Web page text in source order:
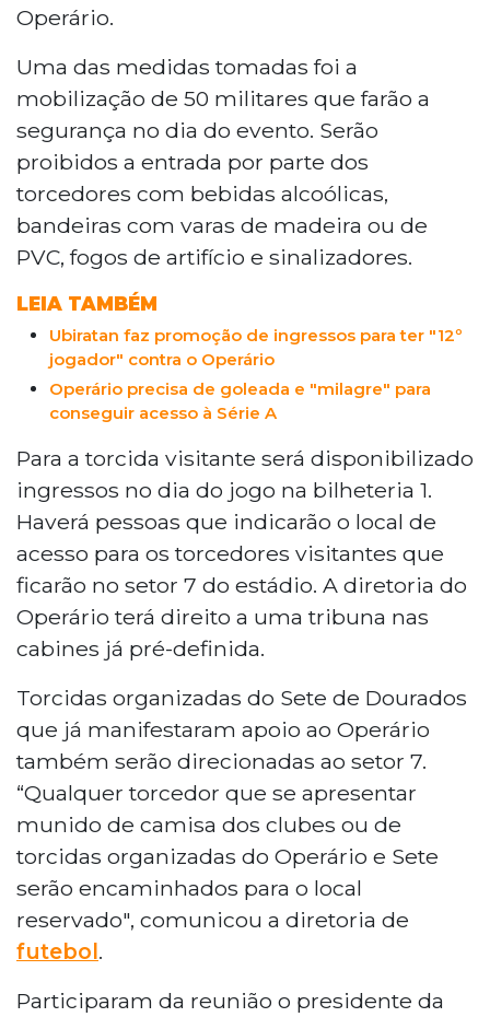
Operário.
Uma das medidas tomadas foi a
mobilização de 50 militares que farão a
segurança no dia do evento. Serão
proibidos a entrada por parte dos
torcedores com bebidas alcoólicas,
bandeiras com varas de madeira ou de
PVC, fogos de artifício e sinalizadores.
LEIA TAMBÉM
Ubiratan faz promoção de ingressos para ter "12º
jogador" contra o Operário
Operário precisa de goleada e "milagre" para
conseguir acesso à Série A
Para a torcida visitante será disponibilizado
ingressos no dia do jogo na bilheteria 1.
Haverá pessoas que indicarão o local de
acesso para os torcedores visitantes que
ficarão no setor 7 do estádio. A diretoria do
Operário terá direito a uma tribuna nas
cabines já pré-definida.
Torcidas organizadas do Sete de Dourados
que já manifestaram apoio ao Operário
também serão direcionadas ao setor 7.
“Qualquer torcedor que se apresentar
munido de camisa dos clubes ou de
torcidas organizadas do Operário e Sete
serão encaminhados para o local
reservado", comunicou a diretoria de
futebol.
Participaram da reunião o presidente da